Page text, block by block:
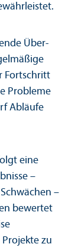
Über­
Fortschritt
Probleme
Abläufe
eine
–
–
bewertet
zu